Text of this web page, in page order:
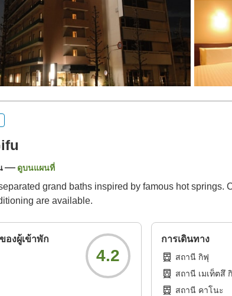
ดูบนแผนที่
grand baths inspired by famous hot
are available.
องผู้เข้าพัก
4.2
การเดินทาง
สถานี กิฟุ
สถานี เมเท็ตสึ
สถานี คาโนะ